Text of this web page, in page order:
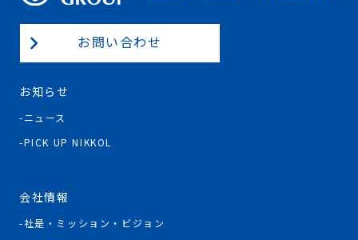
お問い合わせ
お知らせ
ニュース
PICK UP NIKKOL
会社情報
社是・ミッション・ビジョン